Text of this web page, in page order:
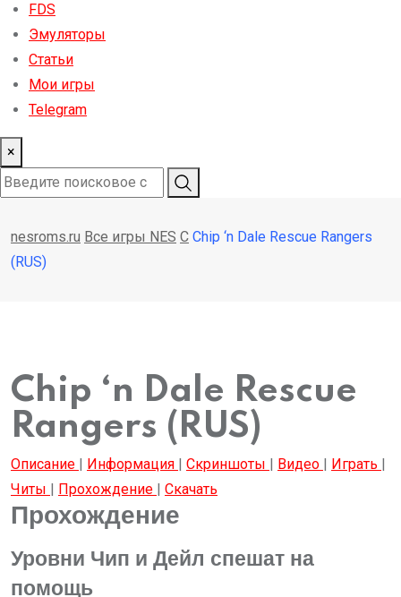
FDS
Эмуляторы
Статьи
Мои игры
Telegram
×
nesroms.ru Все игры NES C Chip ‘n Dale Rescue Rangers
(RUS)
Chip ‘n Dale Rescue
Rangers (RUS)
Описание | Информация | Скриншоты | Видео | Играть |
Читы | Прохождение | Скачать
Прохождение
Уровни Чип и Дейл спешат на
помощь